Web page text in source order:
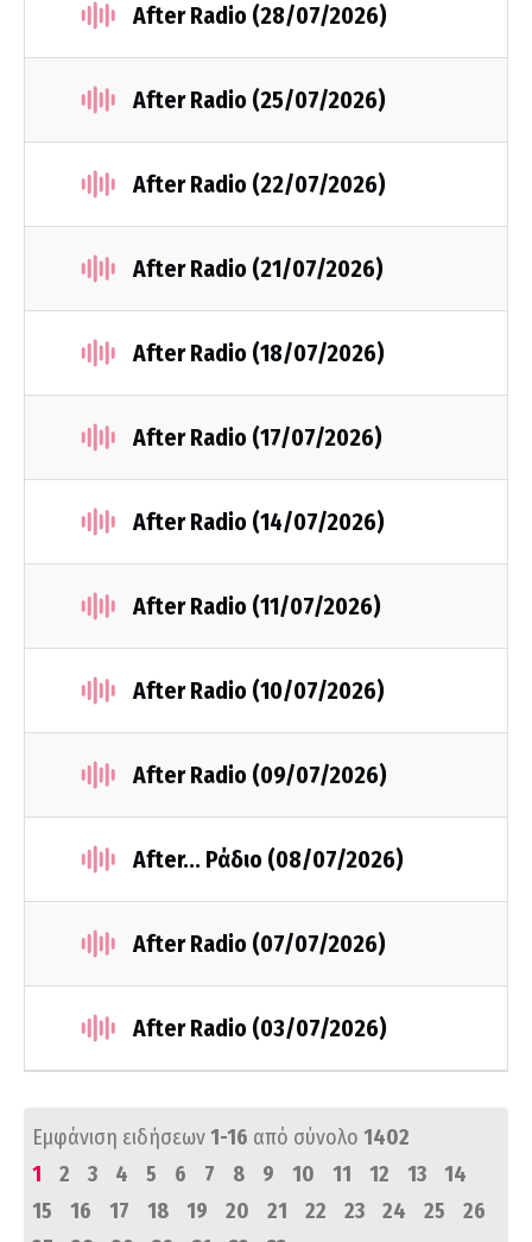
After Radio (28/07/2026)
After Radio (25/07/2026)
After Radio (22/07/2026)
After Radio (21/07/2026)
After Radio (18/07/2026)
After Radio (17/07/2026)
After Radio (14/07/2026)
After Radio (11/07/2026)
After Radio (10/07/2026)
After Radio (09/07/2026)
After... Ράδιο (08/07/2026)
After Radio (07/07/2026)
After Radio (03/07/2026)
Εμφάνιση ειδήσεων1-16 από σύνολο 1402
1
2 3 4 5 6 7 8 9 10 11 12 13
14
15
16 17 18 19 20 21 22 23 24 25
26